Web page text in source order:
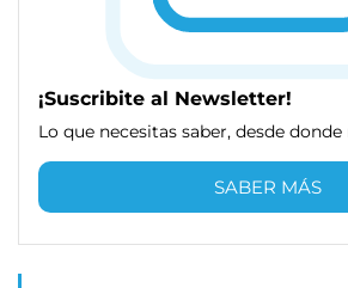
¡Suscribite al Newsletter!
Lo que necesitas saber, desde donde
SABER MÁS